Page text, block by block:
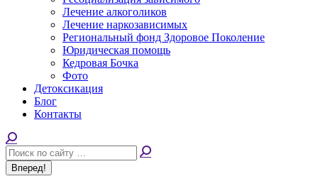
Лечение алкоголиков
Лечение наркозависимых
Региональный фонд Здоровое Поколение
Юридическая помощь
Кедровая Бочка
Фото
Детоксикация
Блог
Контакты
Поиск: